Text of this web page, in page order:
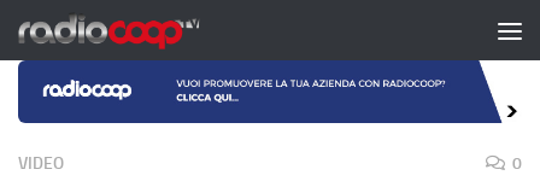
Salta al contenuto
VIDEO 0